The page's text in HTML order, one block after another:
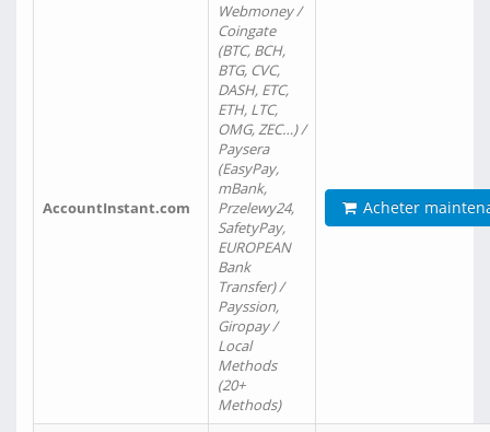
AccountInstant.com
Webmoney /
Coingate
(BTC, BCH,
BTG, CVC,
DASH, ETC,
ETH, LTC,
OMG, ZEC…) /
Paysera
(EasyPay,
mBank,
Przelewy24,
SafetyPay,
EUROPEAN
Bank
Transfer) /
Payssion,
Giropay /
Local
Methods
(20+
Methods)
Acheter